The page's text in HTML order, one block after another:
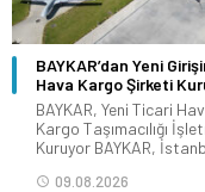
BAYKAR’dan Yeni
Hava Kargo Şirketi
BAYKAR, Yeni Ticari
Kargo Taşımacılığı
Kuruyor BAYKAR,
09.08.2026